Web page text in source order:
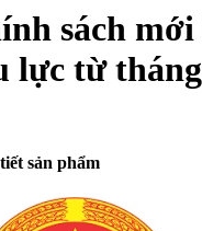
sách
lực từ tháng
sản phẩm